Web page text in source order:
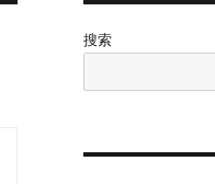
搜索